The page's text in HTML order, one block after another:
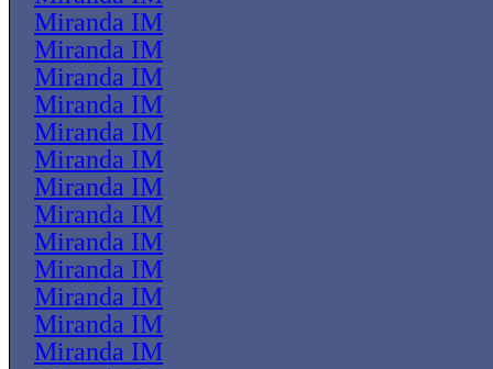
Miranda IM
Miranda IM
Miranda IM
Miranda IM
Miranda IM
Miranda IM
Miranda IM
Miranda IM
Miranda IM
Miranda IM
Miranda IM
Miranda IM
Miranda IM